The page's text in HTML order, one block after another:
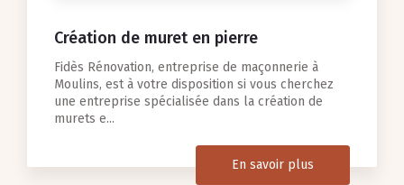
Création de muret en pierre
Fidès Rénovation, entreprise de maçonnerie à
Moulins, est à votre disposition si vous cherchez
une entreprise spécialisée dans la création de
murets e...
En savoir plus